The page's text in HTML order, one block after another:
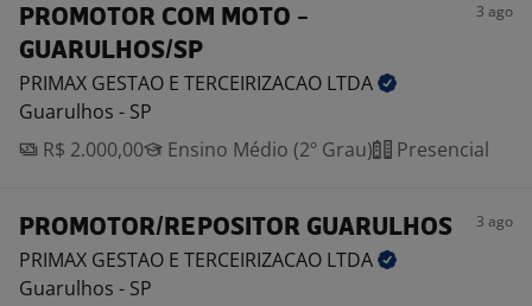
PROMOTOR COM MOTO -
GUARULHOS/SP
3 ago
PRIMAX GESTAO E TERCEIRIZACAO LTDA
Guarulhos - SP
R$ 2.000,00
Ensino Médio (2º Grau) Presencial
PROMOTOR/REPOSITOR GUARULHOS 3 ago
PRIMAX GESTAO E TERCEIRIZACAO LTDA
Guarulhos - SP